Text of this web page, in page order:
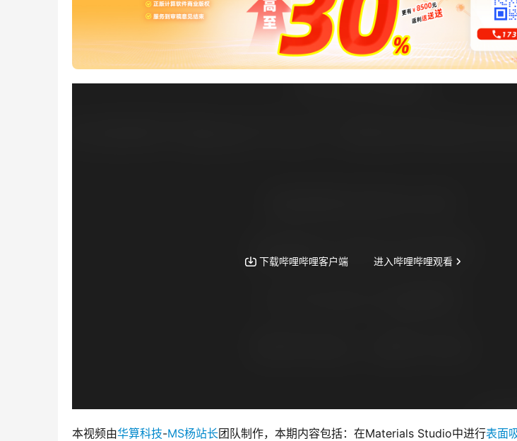
本视频由华算科技-MS杨站长团队制作，本期内容包括：在Materials Studio中进行表面